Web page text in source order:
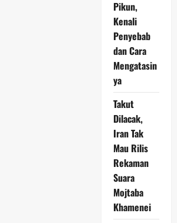
Pikun,
Kenali
Penyebab
dan Cara
Mengatasin
ya
Takut
Dilacak,
Iran Tak
Mau Rilis
Rekaman
Suara
Mojtaba
Khamenei